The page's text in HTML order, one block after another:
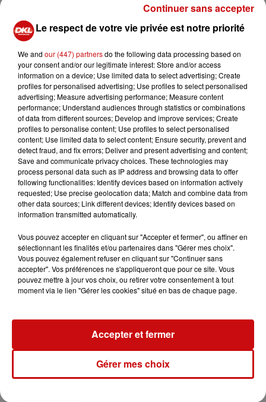
La femme, légèrement blessée, s'était échappée de
l'hôpital deux heures après avoir été admise aux
urgences. Elle avait contacté son ex-compagnon qui
l'avait récupérée en voiture. Une dispute avait éclaté sur
un parking à Riedisheim, où l'homme avait percuté la
femme alors qu'elle se trouvait devant le véhicule.
Des témoins ont alerté la police et ont tenté de secourir
la victime. Revenant sur les lieux alors que la police était
présente, l'homme a été arrêté et placé en garde à vue.
Son taux d'alcoolémie s'élevait à 1,26 gramme par litre
de sang.
Présenté devant un juge d'instruction, l'homme a été
mis en examen pour violences ayant entraîné la mort de
sa conjointe. Le parquet a requis sa détention, qui a été
ordonnée par le juge des libertés et de la détention.
Cette tragédie s'inscrit dans un contexte alarmant de
violence conjugale, avec 39 femmes décédées depuis le
début de l'année, tuées par leur compagnon ou ex-
compagnon.
LES AUTRES ACTUALITÉS
Le respect de votre vie privée est notre priorité
We and our (447) partnersdo the following data processing based on
your consent and/or our legitimate interest: Store and/or access
information on a device; Use limited data to select advertising; Create
profiles for personalised advertising; Use profiles to select personalised
advertising; Measure advertising performance; Measure content
performance; Understand audiences through statistics or combinations
of data from different sources; Develop and improve services; Create
profiles to personalise content; Use profiles to select personalised
content; Use limited data to select content; Ensure security, prevent and
detect fraud, and fix errors; Deliver and present advertising and content;
Save and communicate privacy choices. These technologies may
process personal data such as IP address and browsing data to offer
following functionalities: Identify devices based on information actively
requested; Use precise geolocation data; Match and combine data from
other data sources; Link different devices; Identify devices based on
information transmitted automatically.
Vous pouvez accepter en cliquant sur "Accepter et fermer", ou affiner en
sélectionnant les finalités et/ou partenaires dans "Gérer mes choix".
Vous pouvez également refuser en cliquant sur "Continuer sans
accepter". Vos préférences ne s'appliqueront que pour ce site. Vous
pouvez mettre à jour vos choix, ou retirer votre consentement à tout
moment via le lien "Gérer les cookies" situé en bas de chaque page.
Gérer mes choix
Accepter et fermer
Continuer sans accepter